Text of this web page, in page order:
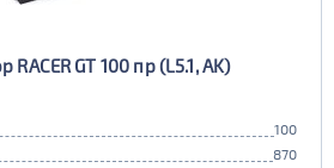
RACER GT 100 пр (L5.1, AK)
100
870